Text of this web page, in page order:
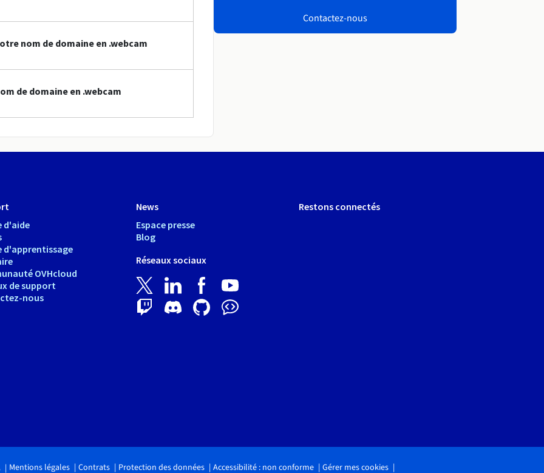
nom de domaine en .webcam
de domaine en .webcam
Contactez-nous
d'aide
d'apprentissage
OVHcloud
de support
nous
News
Espace presse
Blog
Réseaux sociaux
Restons connectés
Mentions légales Contrats Protection des données Accessibilité : non conforme Gérer mes cookies